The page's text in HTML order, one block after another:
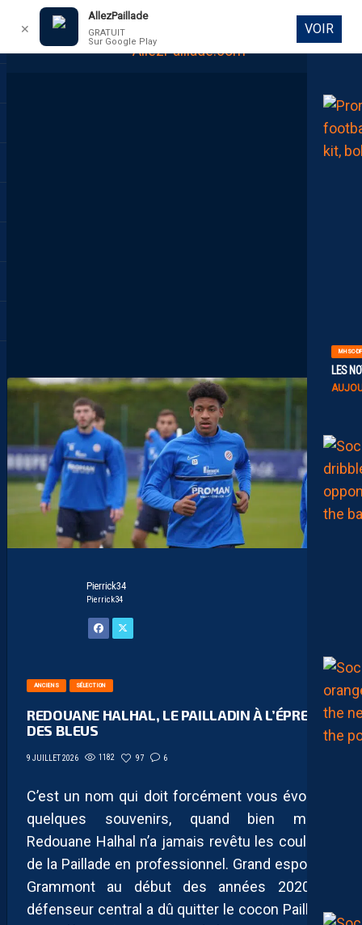
DIRECT
MHSC-
LES
Pierrick34
Pierrick34
ANCIENS SÉLECTION
REDOUANE HALHAL, LE PAILLADIN À L’ÉPREUVE
DES BLEUS
9 JUILLET 2026 1182 97 6
C’est un nom qui doit forcément vous évoquer
quelques souvenirs, quand bien même
Redouane Halhal n’a jamais revêtu les couleurs
de la Paillade en professionnel. Grand espoir de
Grammont au début des années 2020, le
défenseur central a dû quitter le cocon Pailladin
✕
AllezPaillade
GRATUIT
Sur Google Play
VOIR